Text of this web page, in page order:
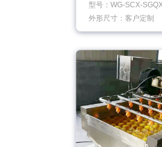
型号：WG-SCX-
外形尺寸：客户定制